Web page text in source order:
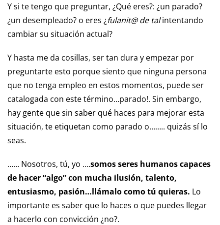
Y si te tengo que preguntar, ¿Qué eres?: ¿un parado?
¿un desempleado? o eres ¿fulanit@ de talintentando
cambiar su situación actual?
Y hasta me da cosillas, ser tan dura y empezar por
preguntarte esto porque siento que ninguna persona
que no tenga empleo en estos momentos, puede ser
catalogada con este término…parado!. Sin embargo,
hay gente que sin saber qué haces para mejorar esta
situación, te etiquetan como parado o…….. quizás sí lo
seas.
…… Nosotros, tú, yo ….somos seres humanos capaces
de hacer “algo” con mucha ilusión, talento,
entusiasmo, pasión…llámalo como tú quieras. Lo
importante es saber que lo haces o que puedes llegar
a hacerlo con convicción ¿no?.